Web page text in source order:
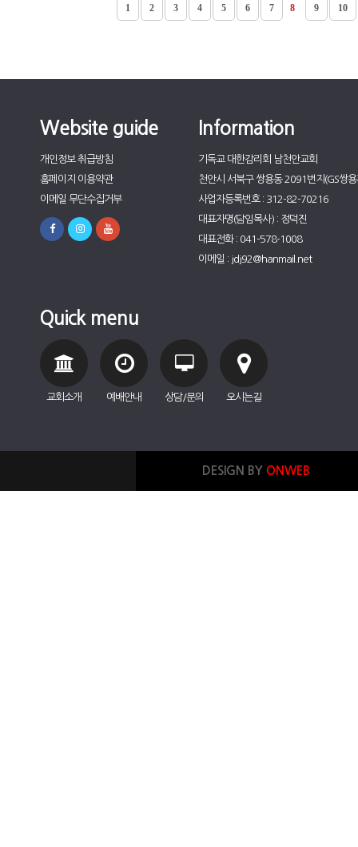
1 2 3 4 5 6 7 8 9 10
Website guide
개인정보 취급방침
홈페이지 이용약관
이메일 무단수집거부
Information
기독교 대한감리회 남천안교회
천안시 서북구 쌍용동 2091번지(GS쌍
사업자등록번호 : 312-82-70216
대표자명(담임목사) : 정덕진
대표전화 : 041-578-1008
이메일 : jdj92@hanmail.net
Quick menu
교회소개 예배안내 상담/문의 오시는길
DESIGN BY ONWEB